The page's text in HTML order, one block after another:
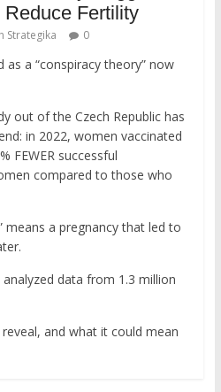
Fertility
Strategika 0
a “conspiracy theory” now
out of the Czech Republic has
in 2022, women vaccinated
FEWER successful
compared to those who
means a pregnancy that led to
analyzed data from 1.3 million
and what it could mean